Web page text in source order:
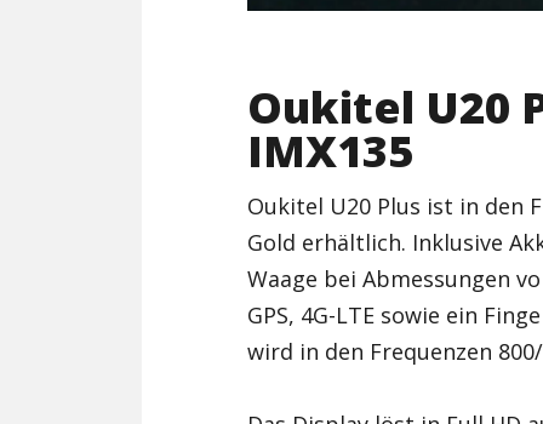
Oukitel U20
IMX135
Oukitel U20 Plus ist in den
Gold erhältlich. Inklusive
Waage bei Abmessungen
GPS, 4G-LTE sowie ein
wird in den Frequenzen